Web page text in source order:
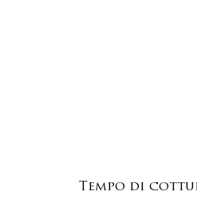
Tempo di